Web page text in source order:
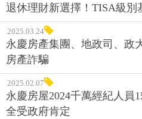
退休理財新選擇！TISA級別
2025.03.24
永慶房產集團、地政司、政
房產詐騙
2025.02.07
永慶房屋2024千萬經紀人員
全受政府肯定